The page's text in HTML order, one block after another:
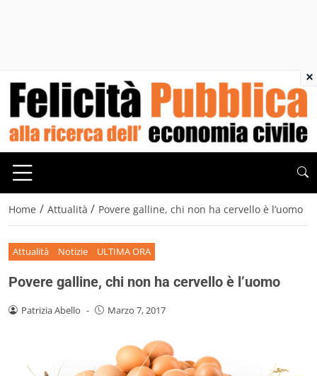
Home / Attualità / Povere galline, chi non ha cervello è l’uomo
Attualità Notizie ULTIMA ORA
Povere galline, chi non ha cervello è l’uomo
Patrizia Abello - Marzo 7, 2017
×